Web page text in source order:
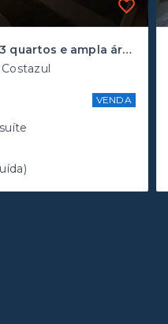
Casa de alto padrão com 3 quartos e ampla área externa
VENDA
suíte